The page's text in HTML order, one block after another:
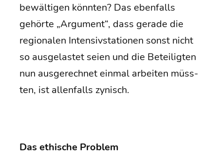
bewäl­ti­gen könn­ten? Das eben­falls
gehör­te „Argu­ment“, dass gera­de die
regio­na­len Inten­siv­sta­tio­nen sonst nicht
so aus­ge­las­tet sei­en und die Betei­lig­ten
nun aus­ge­rech­net ein­mal arbei­ten müss­
ten, ist allen­falls zynisch.
Das ethi­sche Problem